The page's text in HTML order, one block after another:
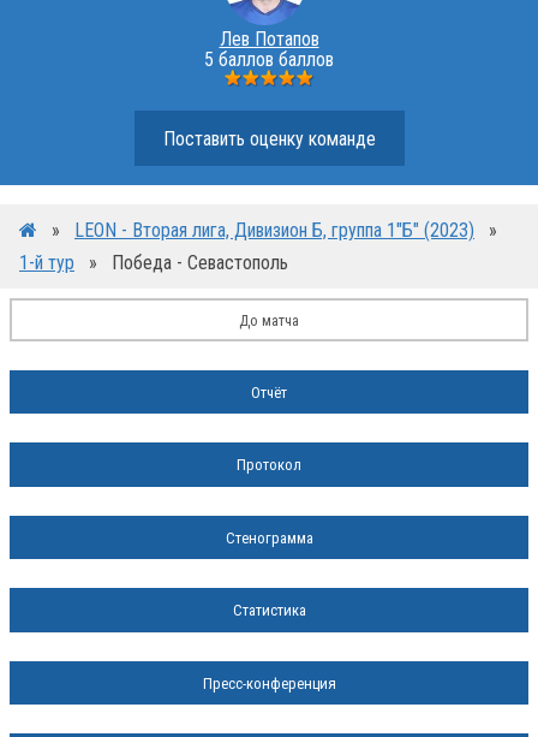
Лев Потапов
5 баллов баллов
Поставить оценку команде
» LEON - Вторая лига, Дивизион Б, группа 1"Б" (2023)
»
1-й тур
» Победа - Севастополь
До матча
Отчёт
Протокол
Стенограмма
Статистика
Пресс-конференция